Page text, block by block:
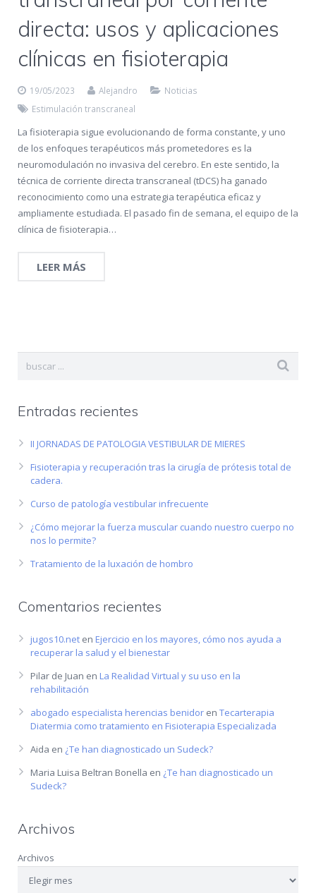
directa: usos y aplicaciones
clínicas en fisioterapia
19/05/2023 Alejandro
Noticias
Estimulación transcraneal
La fisioterapia sigue evolucionando de forma constante, y uno
de los enfoques terapéuticos más prometedores es la
neuromodulación no invasiva del cerebro. En este sentido, la
técnica de corriente directa transcraneal (tDCS) ha ganado
reconocimiento como una estrategia terapéutica eficaz y
ampliamente estudiada. El pasado fin de semana, el equipo de la
clínica de fisioterapia…
LEER MÁS
Entradas recientes
II JORNADAS DE PATOLOGIA VESTIBULAR DE MIERES
Fisioterapia y recuperación tras la cirugía de prótesis total de
cadera.
Curso de patología vestibular infrecuente
¿Cómo mejorar la fuerza muscular cuando nuestro cuerpo no
nos lo permite?
Tratamiento de la luxación de hombro
Comentarios recientes
jugos10.net en Ejercicio en los mayores, cómo nos ayuda a
recuperar la salud y el bienestar
Pilar de Juan en La Realidad Virtual y su uso en la
rehabilitación
abogado especialista herencias benidor en Tecarterapia
Diatermia como tratamiento en Fisioterapia Especializada
Aida en ¿Te han diagnosticado un Sudeck?
Maria Luisa Beltran Bonella en ¿Te han diagnosticado un
Sudeck?
Archivos
Archivos